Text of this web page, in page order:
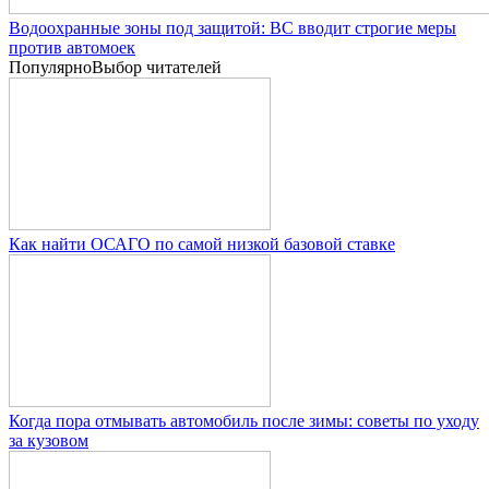
Водоохранные зоны под защитой: ВС вводит строгие меры
против автомоек
ПопулярноВыбор читателей
Как найти ОСАГО по самой низкой базовой ставке
Когда пора отмывать автомобиль после зимы: советы по уходу
за кузовом